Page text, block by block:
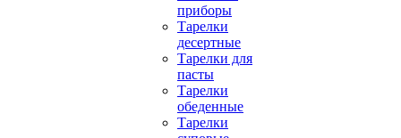
приборы
Тарелки
десертные
Тарелки для
пасты
Тарелки
обеденные
Тарелки